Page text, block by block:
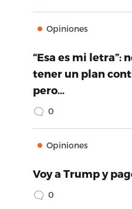
Opiniones
“Esa es mi letra”:
tener un plan
pero…
0
Opiniones
Voy a Trump y
0